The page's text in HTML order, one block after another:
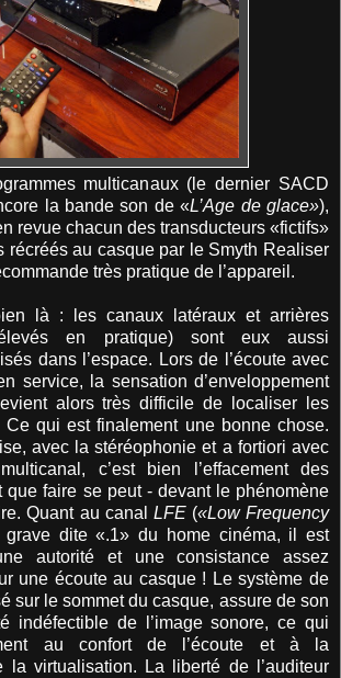
multicanaux (le dernier SACD
la bande son de «L’Age de glace»),
revue chacun des transducteurs «fictifs»
récréés au casque par le Smyth Realiser
très pratique de l’appareil.
là : les canaux latéraux et arrières
en pratique) sont eux aussi
dans l’espace. Lors de l’écoute avec
service, la sensation d’enveloppement
alors très difficile de localiser les
qui est finalement une bonne chose.
avec la stéréophonie et a fortiori avec
c’est bien l’effacement des
que faire se peut - devant le phénomène
Quant au canal LFE(«Low Frequency
dite «.1» du home cinéma, il est
autorité et une consistance assez
une écoute au casque ! Le système de
sur le sommet du casque, assure de son
indéfectible de l’image sonore, ce qui
au confort de l’écoute et à la
la virtualisation. La liberté de l’auditeur